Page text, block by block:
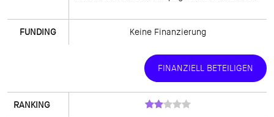
Keine Finanzierung
FINANZIELL BETEILIGEN